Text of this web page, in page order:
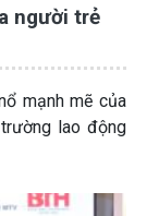
người trẻ
mạnh mẽ của
lao động